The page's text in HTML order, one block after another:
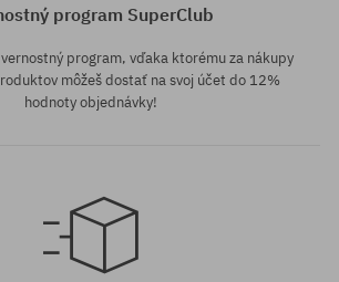
program SuperClub
program, vďaka ktorému za nákupy
môžeš dostať na svoj účet do 12%
hodnoty objednávky!